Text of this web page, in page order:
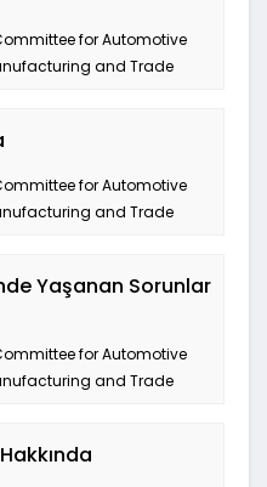
for Automotive
and Trade
for Automotive
and Trade
Yaşanan Sorunlar
for Automotive
and Trade